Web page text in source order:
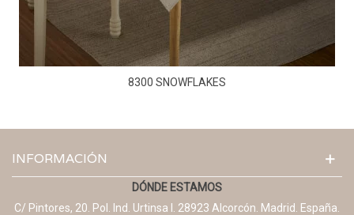
8300 SNOWFLAKES
INFORMACIÓN
DÓNDE ESTAMOS
C/ Pintores, 20. Pol. Ind. Urtinsa I. 28923 Alcorcón. Madrid. España.